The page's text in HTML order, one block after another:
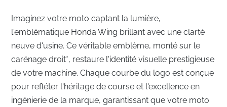
Imaginez votre moto captant la lumière,
l'emblématique Honda Wing brillant avec une clarté
neuve d'usine. Ce véritable emblème, monté sur le
carénage droit*, restaure l'identité visuelle prestigieuse
de votre machine. Chaque courbe du logo est conçue
pour refléter l'héritage de course et l'excellence en
ingénierie de la marque, garantissant que votre moto